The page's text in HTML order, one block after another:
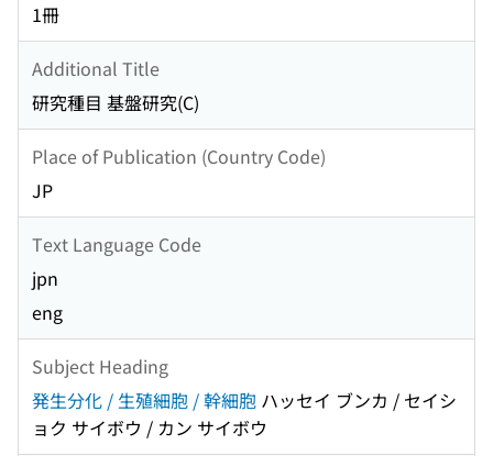
1冊
Additional Title
研究種目 基盤研究(C)
Place of Publication (Country Code)
JP
Text Language Code
jpn
eng
Subject Heading
発生分化 / 生殖細胞 / 幹細胞 ハッセイ ブンカ / セイシ
ョク サイボウ / カン サイボウ